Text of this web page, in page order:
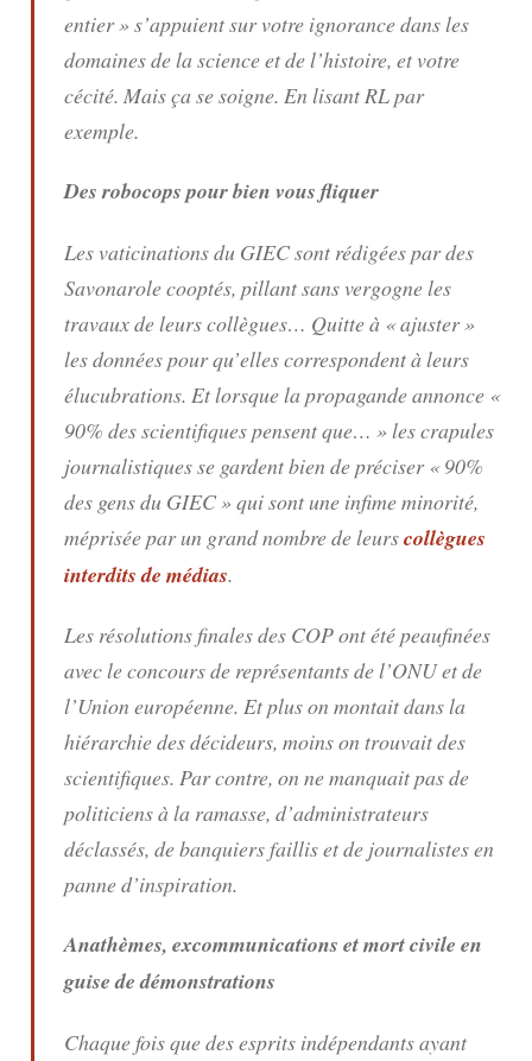
entier » s’appuient sur votre ignorance dans les
domaines de la science et de l’histoire, et votre
cécité. Mais ça se soigne. En lisant RL par
exemple.
Des robocops pour bien vous fliquer
Les vaticinations du GIEC sont rédigées par des
Savonarole cooptés, pillant sans vergogne les
travaux de leurs collègues… Quitte à « ajuster »
les données pour qu’elles correspondent à leurs
élucubrations. Et lorsque la propagande annonce «
90% des scientifiques pensent que… » les crapules
journalistiques se gardent bien de préciser « 90%
des gens du GIEC » qui sont une infime minorité,
méprisée par un grand nombre de leurscollègues
interdits de médias.
Les résolutions finales des COP ont été peaufinées
avec le concours de représentants de l’ONU et de
l’Union européenne. Et plus on montait dans la
hiérarchie des décideurs, moins on trouvait des
scientifiques. Par contre, on ne manquait pas de
politiciens à la ramasse, d’administrateurs
déclassés, de banquiers faillis et de journalistes en
panne d’inspiration.
Anathèmes, excommunications et mort civile en
guise de démonstrations
Chaque fois que des esprits indépendants ayant